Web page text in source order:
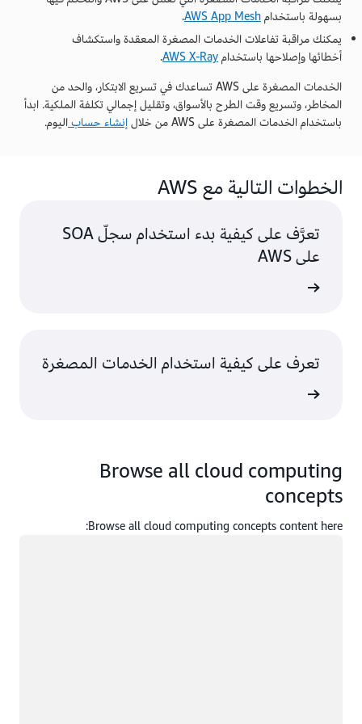
بسهولة باستخدامAWS App Mesh
.
يمكنك مراقبة تفاعلات الخدمات المصغرة المعقدة واستكشاف
أخطائها وإصلاحها باستخدامAWS X-Ray
.
الخدمات المصغرة على AWS تساعدك في تسريع الابتكار، والحد من
المخاطر، وتسريع وقت الطرح بالأسواق، وتقليل إجمالي تكلفة الملكية. ابدأ
باستخدام الخدمات المصغرة على AWS من خلال
إنشاء حساباليوم.
الخطوات التالية مع AWS
تعرَّف على كيفية بدء استخدام سجلّ SOA
على AWS
تعرف على كيفية استخدام الخدمات المصغرة
Browse all cloud computing
concepts
Browse all cloud computing concepts content here: